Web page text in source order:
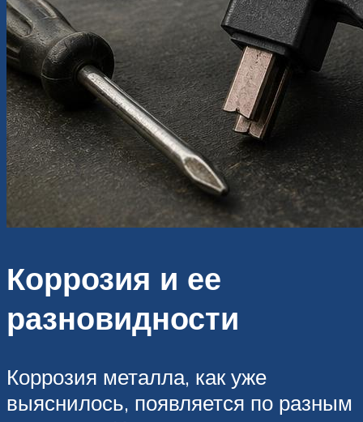
Коррозия и ее
разновидности
Коррозия металла, как уже
выяснилось, появляется по разным